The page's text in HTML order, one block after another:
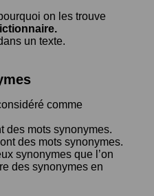
on les trouve
un texte.
comme
des mots synonymes.
des mots synonymes.
synonymes que l’on
des synonymes en